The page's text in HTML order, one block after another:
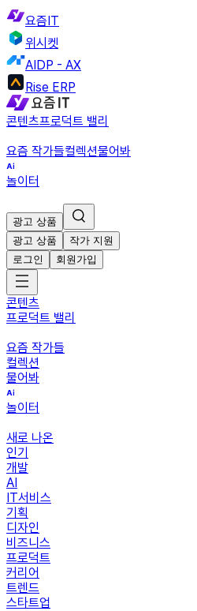
요즘IT
위시켓
AIDP - AX
Rise ERP
콘텐츠프로덕트 밸리
요즘 작가들컬렉션물어봐
놀이터
광고 상품
광고 상품
작가 지원
로그인
회원가입
콘텐츠
프로덕트 밸리
요즘 작가들
컬렉션
물어봐
놀이터
새로 나온
인기
개발
AI
IT서비스
기획
디자인
비즈니스
프로덕트
커리어
트렌드
스타트업